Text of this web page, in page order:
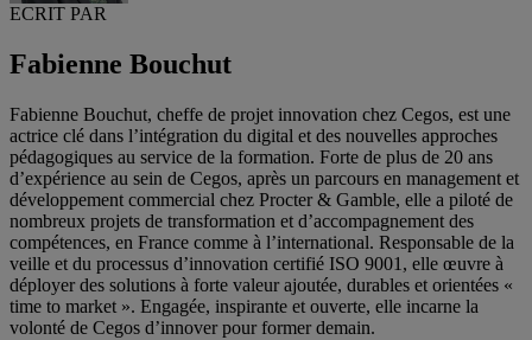
ECRIT PAR
Fabienne Bouchut
Fabienne Bouchut, cheffe de projet innovation chez Cegos, est une
actrice clé dans l’intégration du digital et des nouvelles approches
pédagogiques au service de la formation. Forte de plus de 20 ans
d’expérience au sein de Cegos, après un parcours en management et
développement commercial chez Procter & Gamble, elle a piloté de
nombreux projets de transformation et d’accompagnement des
compétences, en France comme à l’international. Responsable de la
veille et du processus d’innovation certifié ISO 9001, elle œuvre à
déployer des solutions à forte valeur ajoutée, durables et orientées «
time to market ». Engagée, inspirante et ouverte, elle incarne la
volonté de Cegos d’innover pour former demain.